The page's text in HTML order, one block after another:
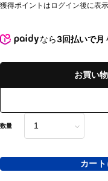
獲得ポイントはログイン後に表示
なら3回払いで月
お買い
数量
カー